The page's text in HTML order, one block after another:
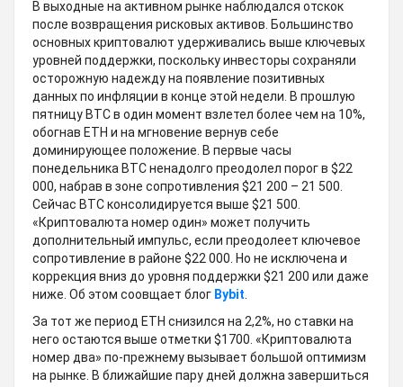
В выходные на активном рынке наблюдался отскок
после возвращения рисковых активов. Большинство
основных криптовалют удерживались выше ключевых
уровней поддержки, поскольку инвесторы сохраняли
осторожную надежду на появление позитивных
данных по инфляции в конце этой недели. В прошлую
пятницу BTC в один момент взлетел более чем на 10%,
обогнав ETH и на мгновение вернув себе
доминирующее положение. В первые часы
понедельника BTC ненадолго преодолел порог в $22
000, набрав в зоне сопротивления $21 200 – 21 500.
Сейчас BTC консолидируется выше $21 500.
«Криптовалюта номер один» может получить
дополнительный импульс, если преодолеет ключевое
сопротивление в районе $22 000. Но не исключена и
коррекция вниз до уровня поддержки $21 200 или даже
ниже. Об этом соовщает блог Bybit
За тот же период ETH снизился на 2,2%, но ставки на
него остаются выше отметки $1700. «Криптовалюта
номер два» по-прежнему вызывает большой оптимизм
на рынке. В ближайшие пару дней должна завершиться